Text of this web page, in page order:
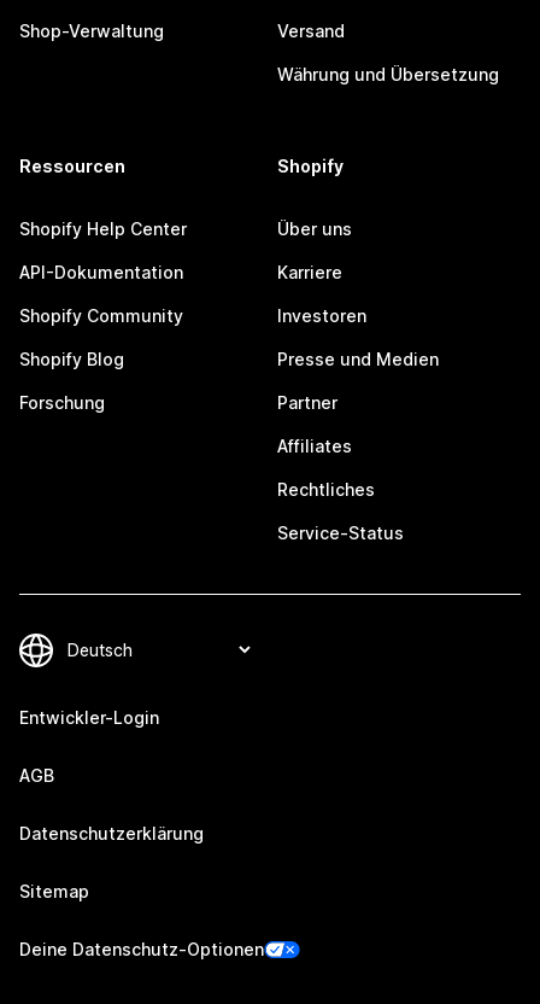
Shop-Verwaltung Versand
Währung und Übersetzung
Ressourcen
Shopify Help Center
API-Dokumentation
Shopify Community
Shopify Blog
Forschung
Shopify
Über uns
Karriere
Investoren
Presse und Medien
Partner
Affiliates
Rechtliches
Service-Status
Entwickler-Login
AGB
Datenschutzerklärung
Sitemap
Deine Datenschutz-Optionen